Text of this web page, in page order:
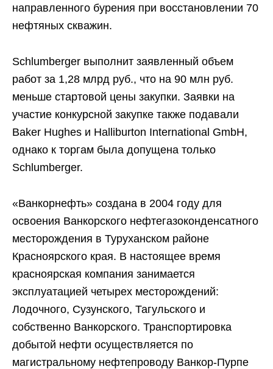
направленного бурения при восстановлении 70
нефтяных скважин.
Schlumberger выполнит заявленный объем
работ за 1,28 млрд руб., что на 90 млн руб.
меньше стартовой цены закупки. Заявки на
участие конкурсной закупке также подавали
Baker Hughes и Halliburton International GmbH,
однако к торгам была допущена только
Schlumberger.
«Ванкорнефть» создана в 2004 году для
освоения Ванкорского нефтегазоконденсатного
месторождения в Туруханском районе
Красноярского края. В настоящее время
красноярская компания занимается
эксплуатацией четырех месторождений:
Лодочного, Сузунского, Тагульского и
собственно Ванкорского. Транспортировка
добытой нефти осуществляется по
магистральному нефтепроводу Ванкор-Пурпе